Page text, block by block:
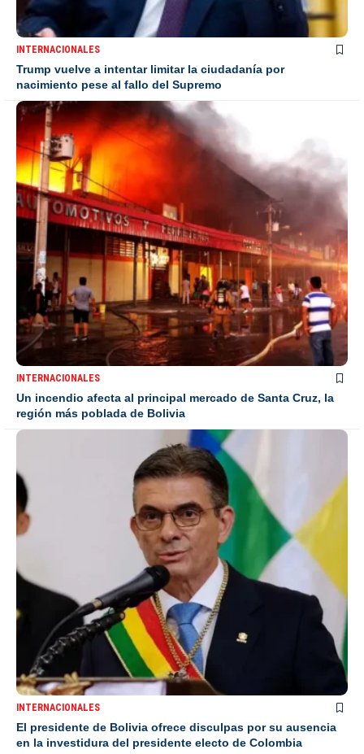
INTERNACIONALES
Trump vuelve a intentar limitar la ciudadanía por
nacimiento pese al fallo del Supremo
INTERNACIONALES
Un incendio afecta al principal mercado de Santa Cruz, la
región más poblada de Bolivia
INTERNACIONALES
El presidente de Bolivia ofrece disculpas por su ausencia
en la investidura del presidente electo de Colombia